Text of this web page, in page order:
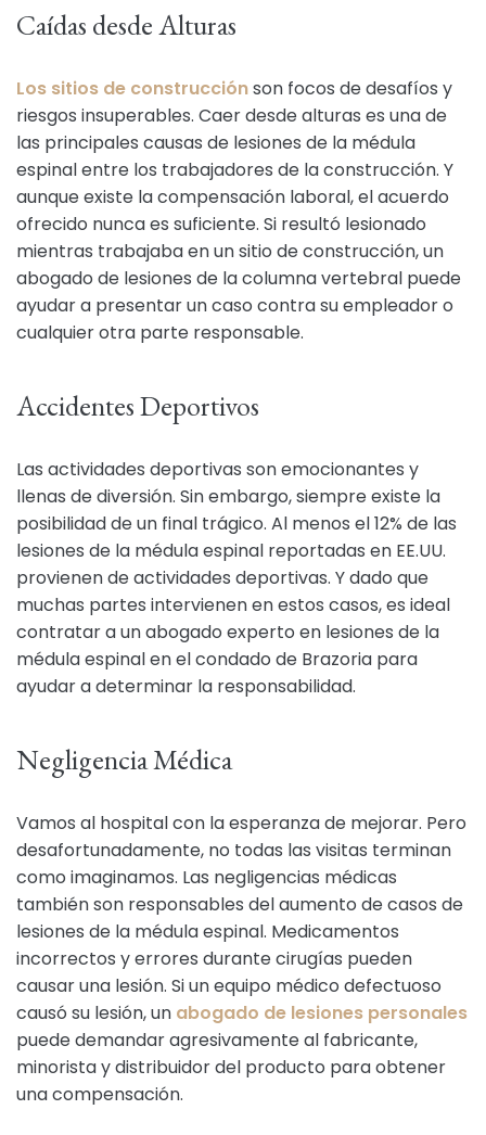
Caídas desde Alturas
Los sitios de construcciónson focos de desafíos y
riesgos insuperables. Caer desde alturas es una de
las principales causas de lesiones de la médula
espinal entre los trabajadores de la construcción. Y
aunque existe la compensación laboral, el acuerdo
ofrecido nunca es suficiente. Si resultó lesionado
mientras trabajaba en un sitio de construcción, un
abogado de lesiones de la columna vertebral puede
ayudar a presentar un caso contra su empleador o
cualquier otra parte responsable.
Accidentes Deportivos
Las actividades deportivas son emocionantes y
llenas de diversión. Sin embargo, siempre existe la
posibilidad de un final trágico. Al menos el 12% de las
lesiones de la médula espinal reportadas en EE.UU.
provienen de actividades deportivas. Y dado que
muchas partes intervienen en estos casos, es ideal
contratar a un abogado experto en lesiones de la
médula espinal en el condado de Brazoria para
ayudar a determinar la responsabilidad.
Negligencia Médica
Vamos al hospital con la esperanza de mejorar. Pero
desafortunadamente, no todas las visitas terminan
como imaginamos. Las negligencias médicas
también son responsables del aumento de casos de
lesiones de la médula espinal. Medicamentos
incorrectos y errores durante cirugías pueden
causar una lesión. Si un equipo médico defectuoso
causó su lesión, un abogado de lesiones personales
puede demandar agresivamente al fabricante,
minorista y distribuidor del producto para obtener
una compensación.